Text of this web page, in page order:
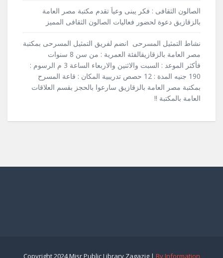
الصالون الثقافى : فكر يبنى وعياَ تقدم مكتبة مصر العامة
بالزقازيق دعوة لحضور فعاليات الصالون الثقافى المميز
نشاط التمثيل المسرحى انضم لفريق التمثيل المسرحى بمكتبة
مصر العامة بالزقازيقالفئة العمرية : من سن 8 سنوات
فأكثر الموعد : السبت والاثنين والاربعاء الساعة 3 م الرسوم :
190 جنيه المدة : 12 حصص تدريبية المكان : قاعة المسرح
بمكتبة مصر العامة بالزقازيق سارعوا بالحجز بقسم العلاقات
العامة بالمكتبة !!